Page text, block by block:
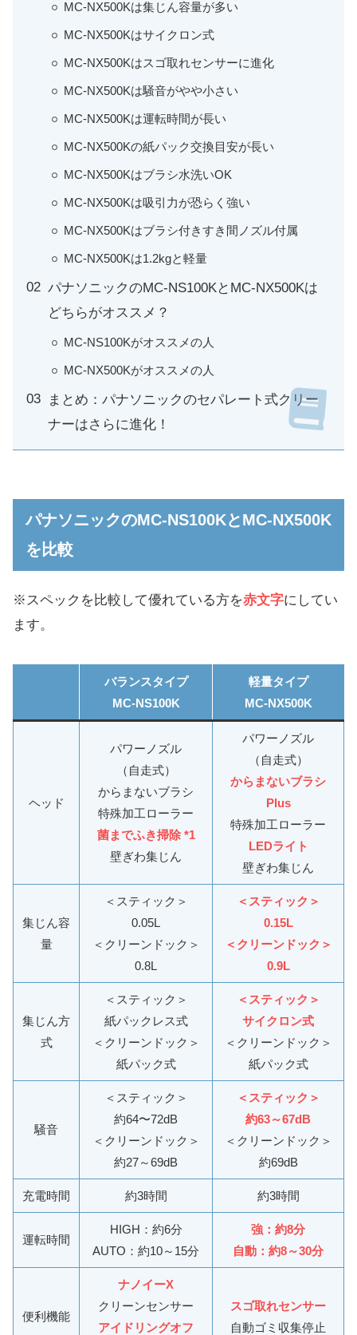
MC-NX500Kは集じん容量が多い
MC-NX500Kはサイクロン式
MC-NX500Kはスゴ取れセンサーに進化
MC-NX500Kは騒音がやや小さい
MC-NX500Kは運転時間が長い
MC-NX500Kの紙パック交換目安が長い
MC-NX500Kはブラシ水洗いOK
MC-NX500Kは吸引力が恐らく強い
MC-NX500Kはブラシ付きすき間ノズル付属
MC-NX500Kは1.2kgと軽量
パナソニックのMC-NS100KとMC-NX500Kは
どちらがオススメ？
MC-NS100Kがオススメの人
MC-NX500Kがオススメの人
まとめ：パナソニックのセパレート式クリー
ナーはさらに進化！
パナソニックのMC-NS100KとMC-NX500K
を比較
※スペックを比較して優れている方を赤文字にしてい
ます。
バランスタイプ
MC-NS100K
軽量タイプ
MC-NX500K
ヘッド
パワーノズル
（自走式）
からまないブラシ
特殊加工ローラー
菌までふき掃除 *1
壁ぎわ集じん
パワーノズル
（自走式）
からまないブラシ
Plus
特殊加工ローラー
LEDライト
壁ぎわ集じん
集じん容
量
＜スティック＞
0.05L
＜クリーンドック＞
0.8L
＜スティック＞
0.15L
＜クリーンドック＞
0.9L
集じん方
式
＜スティック＞
紙パックレス式
＜クリーンドック＞
紙パック式
＜スティック＞
サイクロン式
＜クリーンドック＞
紙パック式
騒音
＜スティック＞
約64〜72dB
＜クリーンドック＞
約27～69dB
＜ スティック＞
約63～67dB
＜クリーンドック＞
約69dB
充電時間 約3時間 約3時間
運転時間
HIGH：約6分
AUTO：約10～15分
強：約8分
自動：約8～30分
便利機能
ナノイーX
クリーンセンサー
アイドリングオフ
スゴ取れセンサー
自動ゴミ収集停止